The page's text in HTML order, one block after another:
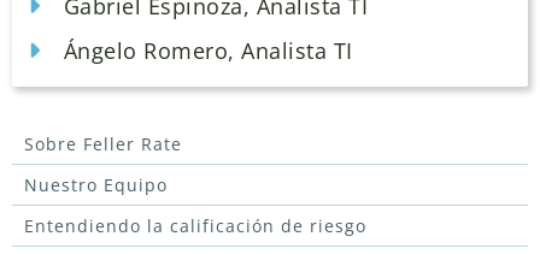
Gabriel Espinoza, Analista TI
Ángelo Romero, Analista TI
Sobre Feller Rate
Nuestro Equipo
Entendiendo la calificación de riesgo